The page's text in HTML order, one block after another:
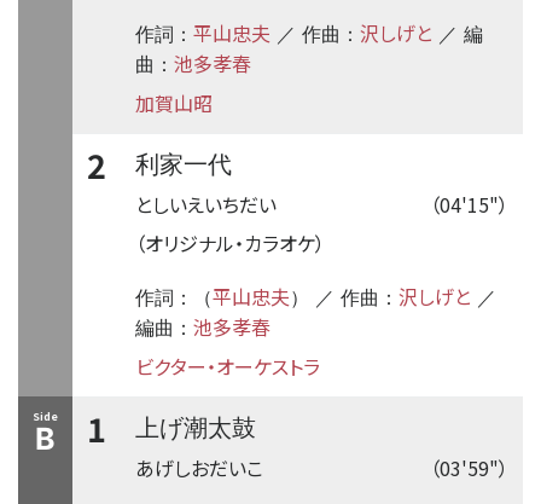
作詞： 平山忠夫 ／ 作曲： 沢しげと ／ 編
曲： 池多孝春
加賀山昭
2
利家一代
（04'15"）
としいえいちだい
（オリジナル・カラオケ）
作詞：（平山忠夫） ／ 作曲： 沢しげと ／
編曲： 池多孝春
ビクター・オーケストラ
Side
B 1
上げ潮太鼓
（03'59"）
あげしおだいこ